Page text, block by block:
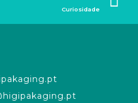
Curiosidade